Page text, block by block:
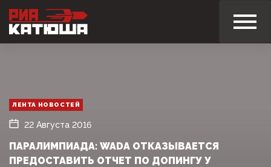
ЛЕНТА НОВОСТЕЙ
22 Августа 2016
ПАРАЛИМПИАДА: WADA ОТКАЗЫВАЕТСЯ
ПРЕДОСТАВИТЬ ОТЧЕТ ПО ДОПИНГУ У